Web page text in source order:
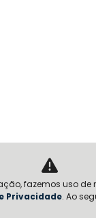
fazemos uso de
Privacidade. Ao